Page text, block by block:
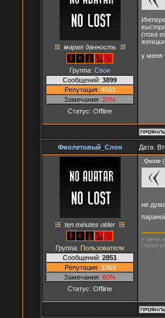
марая данность
Группа: Свои
Сообщений: 3899
Репутация: 4561
Замечания: 20%
Статус: Offline
(пока
у меня
Фиолетовый_Слон Дата:
ten minutes older
Группа: Пользователи
Сообщений: 2851
Репутация: 1364
Замечания: 80%
Статус: Offline
Quote (
не
У меня
Перед